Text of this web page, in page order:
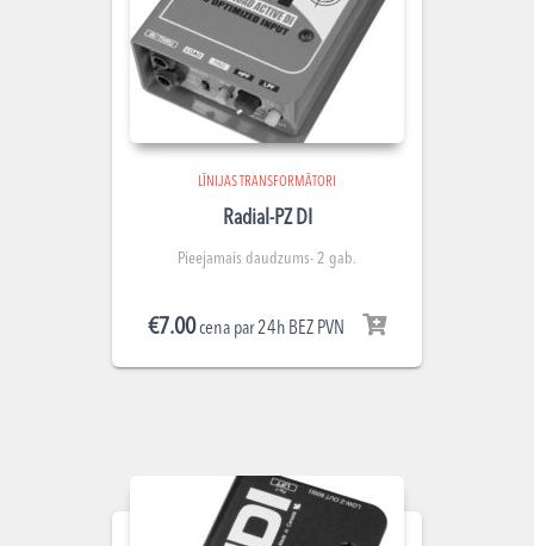
LĪNIJAS TRANSFORMĀTORI
Radial-PZ DI
Pieejamais daudzums- 2 gab.
€7.00cena par 24h BEZ PVN